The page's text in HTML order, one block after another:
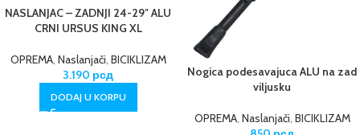
NASLANJAC – ZADNJI 24-29″ ALU
CRNI URSUS KING XL
OPREMA, Naslanjači, BICIKLIZAM
3.190 рсд
DODAJ U KORPU
Nogica podesavajuca ALU na zad
viljusku
OPREMA, Naslanjači BICIKLIZAM